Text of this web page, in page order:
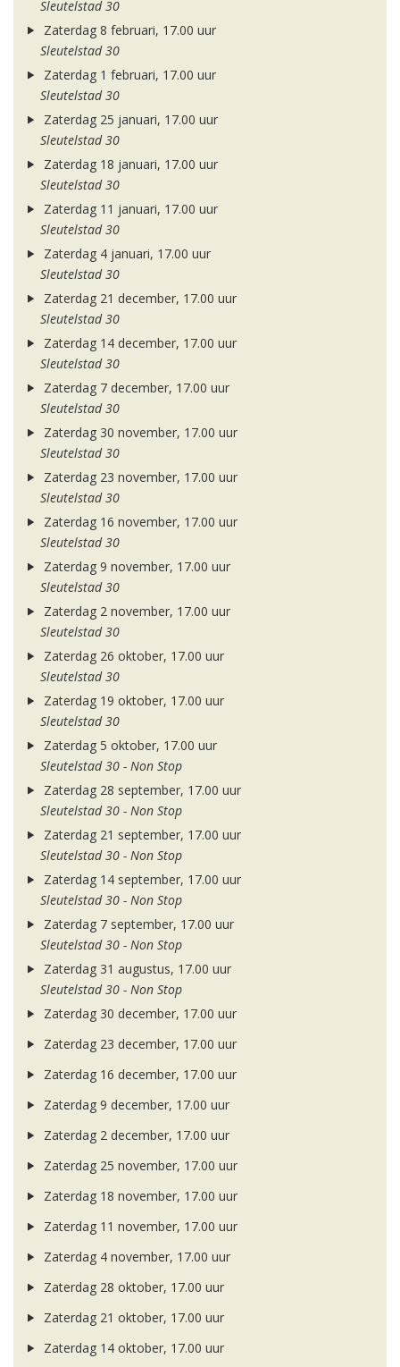
Sleutelstad 30
Zaterdag 8 februari, 17.00 uur
Sleutelstad 30
Zaterdag 1 februari, 17.00 uur
Sleutelstad 30
Zaterdag 25 januari, 17.00 uur
Sleutelstad 30
Zaterdag 18 januari, 17.00 uur
Sleutelstad 30
Zaterdag 11 januari, 17.00 uur
Sleutelstad 30
Zaterdag 4 januari, 17.00 uur
Sleutelstad 30
Zaterdag 21 december, 17.00 uur
Sleutelstad 30
Zaterdag 14 december, 17.00 uur
Sleutelstad 30
Zaterdag 7 december, 17.00 uur
Sleutelstad 30
Zaterdag 30 november, 17.00 uur
Sleutelstad 30
Zaterdag 23 november, 17.00 uur
Sleutelstad 30
Zaterdag 16 november, 17.00 uur
Sleutelstad 30
Zaterdag 9 november, 17.00 uur
Sleutelstad 30
Zaterdag 2 november, 17.00 uur
Sleutelstad 30
Zaterdag 26 oktober, 17.00 uur
Sleutelstad 30
Zaterdag 19 oktober, 17.00 uur
Sleutelstad 30
Zaterdag 5 oktober, 17.00 uur
Sleutelstad 30 - Non Stop
Zaterdag 28 september, 17.00 uur
Sleutelstad 30 - Non Stop
Zaterdag 21 september, 17.00 uur
Sleutelstad 30 - Non Stop
Zaterdag 14 september, 17.00 uur
Sleutelstad 30 - Non Stop
Zaterdag 7 september, 17.00 uur
Sleutelstad 30 - Non Stop
Zaterdag 31 augustus, 17.00 uur
Sleutelstad 30 - Non Stop
Zaterdag 30 december, 17.00 uur
Zaterdag 23 december, 17.00 uur
Zaterdag 16 december, 17.00 uur
Zaterdag 9 december, 17.00 uur
Zaterdag 2 december, 17.00 uur
Zaterdag 25 november, 17.00 uur
Zaterdag 18 november, 17.00 uur
Zaterdag 11 november, 17.00 uur
Zaterdag 4 november, 17.00 uur
Zaterdag 28 oktober, 17.00 uur
Zaterdag 21 oktober, 17.00 uur
Zaterdag 14 oktober, 17.00 uur